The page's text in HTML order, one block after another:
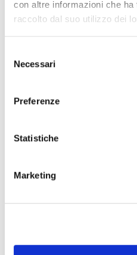
con altre informazioni che
raccolto dal suo utilizzo dei
delNecessari
Preferenze
Statistiche
Marketing